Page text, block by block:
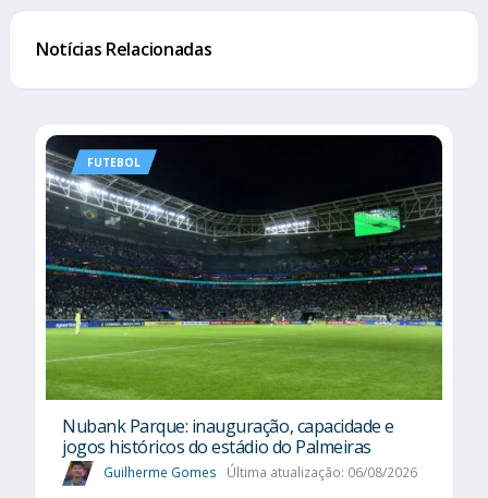
Notícias Relacionadas
FUTEBOL
Nubank Parque: inauguração, capacidade e
jogos históricos do estádio do Palmeiras
Guilherme Gomes Última atualização: 06/08/2026